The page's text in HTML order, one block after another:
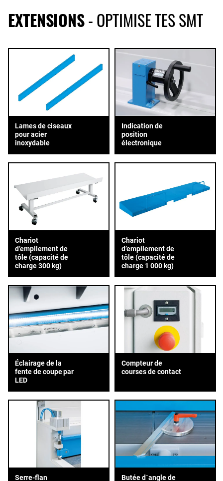
EXTENSIONS- OPTIMISE TES SMT
Lames de ciseaux
pour acier
inoxydable
Indication de
position
électronique
Chariot
d’empilement de
tôle (capacité de
charge 300 kg)
Chariot
d’empilement de
tôle (capacité de
charge 1 000 kg)
Éclairage de la
fente de coupe par
LED
Compteur de
courses de contact
Serre-flan
Butée d´angle de